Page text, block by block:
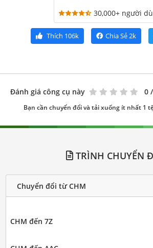
30,000+ người
Thích 106k Chia Sẻ2k
Đánh giá công cụ này 0
Bạn cần chuyển đổi và tải xuống ít nhất 1
TRÌNH CHUYỂN
Chuyển đổi từ CHM
CHM đến 7Z